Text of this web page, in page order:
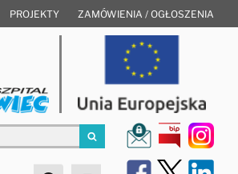
PROJEKTY ZAMÓWIENIA / OGŁOSZENIA
Szukaj